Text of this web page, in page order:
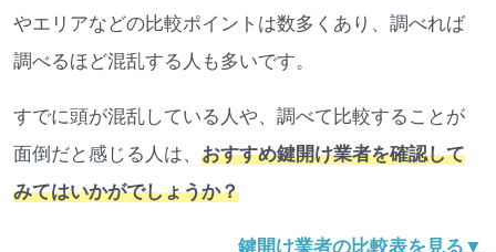
やエリアなどの比較ポイントは数多くあり、調べれば
調べるほど混乱する人も多いです。
すでに頭が混乱している人や、調べて比較することが
面倒だと感じる人は、 おすすめ鍵開け業者を確認して
みてはいかがでしょうか？
鍵開け業者の比較表を見る▼